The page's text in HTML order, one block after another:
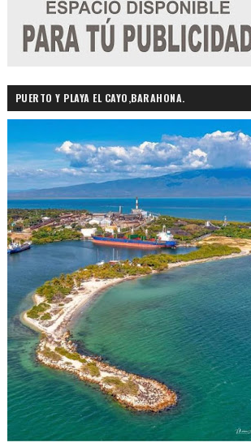
PUERTO Y PLAYA EL CAYO,BARAHONA.